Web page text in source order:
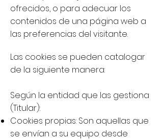
ofrecidos, o para adecuar los
contenidos de una página web a
las preferencias del visitante.
Las cookies se pueden catalogar
de la siguiente manera:
Según la entidad que las gestiona
(Titular):
Cookies propias: Son aquellas que
se envían a su equipo desde